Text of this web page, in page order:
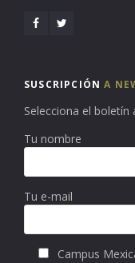
SUSCRIPCIÓNA
Selecciona el boletín
Tu nombre
Tu e-mail
Campus